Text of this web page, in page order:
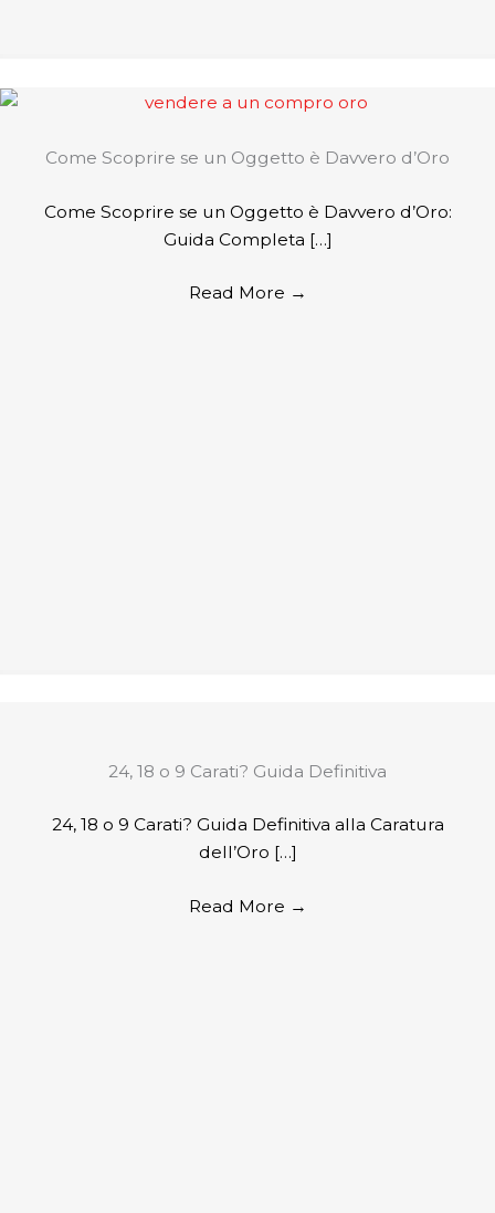
Come Scoprire se un Oggetto è Davvero d’Oro
Come Scoprire se un Oggetto è Davvero d’Oro:
Guida Completa […]
Read More →
24, 18 o 9 Carati? Guida Definitiva
24, 18 o 9 Carati? Guida Definitiva alla Caratura
dell’Oro […]
Read More →